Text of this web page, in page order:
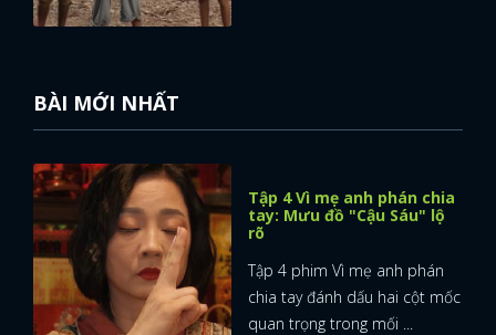
BÀI MỚI NHẤT
Tập 4 Vì mẹ anh phán chia
tay: Mưu đồ "Cậu Sáu" lộ
rõ
Tập 4 phim Vì mẹ anh phán
chia tay đánh dấu hai cột mốc
quan trọng trong mối ...